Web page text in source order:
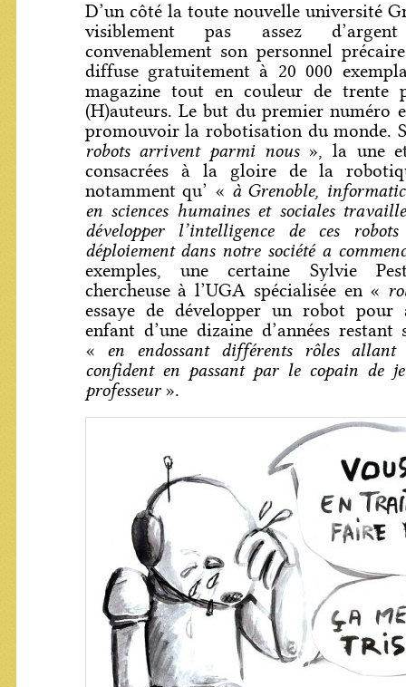
D’un côté la toute nouvelle université
visiblement pas assez
convenablement son personnel
diffuse gratuitement à 20 000
magazine tout en couleur de trente
(H)auteurs. Le but du premier numéro
promouvoir la robotisation du monde.
robots arrivent parmi nous», la une
consacrées à la gloire de la
notamment qu’ « à Grenoble,
en sciences humaines et sociales
développer l’intelligence de ces
déploiement dans notre société a
exemples, une certaine Sylvie
chercheuse à l’UGA spécialisée en «
essaye de développer un robot pour
enfant d’une dizaine d’années
« en endossant différents rôles
confident en passant par le copain de
professeur».